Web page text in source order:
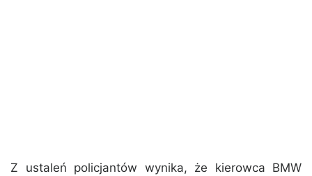
Z ustaleń policjantów wynika, że kierowca BMW